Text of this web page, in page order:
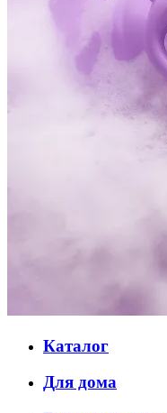
Каталог
Для дома